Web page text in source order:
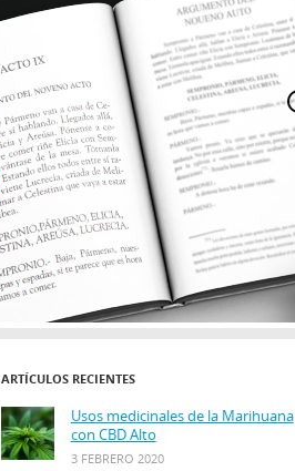
ARTÍCULOS RECIENTES
Usos medicinales de la Marihuana
con CBD Alto
3 FEBRERO 2020